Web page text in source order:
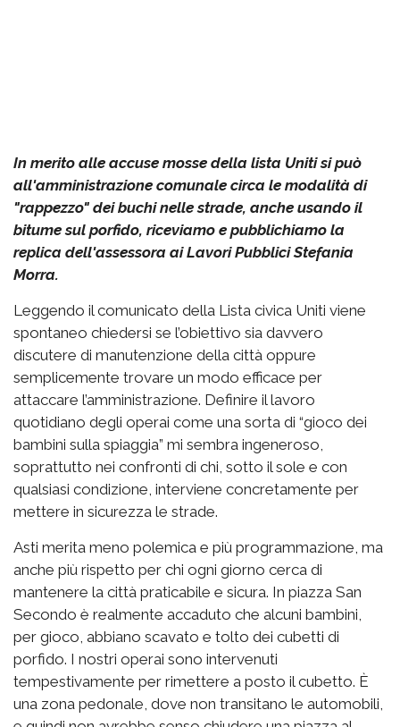
In merito alle accuse mosse della lista Uniti si può
all'amministrazione comunale circa le modalità di
"rappezzo" dei buchi nelle strade, anche usando il
bitume sul porfido, riceviamo e pubblichiamo la
replica dell'assessora ai Lavori Pubblici Stefania
Morra.
Leggendo il comunicato della Lista civica Uniti viene
spontaneo chiedersi se l’obiettivo sia davvero
discutere di manutenzione della città oppure
semplicemente trovare un modo efficace per
attaccare l’amministrazione. Definire il lavoro
quotidiano degli operai come una sorta di “gioco dei
bambini sulla spiaggia” mi sembra ingeneroso,
soprattutto nei confronti di chi, sotto il sole e con
qualsiasi condizione, interviene concretamente per
mettere in sicurezza le strade.
Asti merita meno polemica e più programmazione, ma
anche più rispetto per chi ogni giorno cerca di
mantenere la città praticabile e sicura. In piazza San
Secondo è realmente accaduto che alcuni bambini,
per gioco, abbiano scavato e tolto dei cubetti di
porfido. I nostri operai sono intervenuti
tempestivamente per rimettere a posto il cubetto. È
una zona pedonale, dove non transitano le automobili,